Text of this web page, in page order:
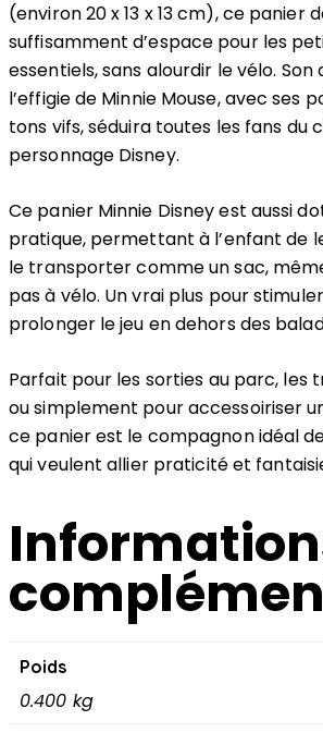
(environ 20 x 13 x 13 cm), ce panier
suffisamment d’espace pour les
essentiels, sans alourdir le vélo. Son
l’effigie de Minnie Mouse, avec ses
tons vifs, séduira toutes les fans du
personnage Disney.
Ce panier Minnie Disney est aussi
pratique, permettant à l’enfant de
le transporter comme un sac,
pas à vélo. Un vrai plus pour
prolonger le jeu en dehors des
Parfait pour les sorties au parc, les
ou simplement pour accessoiriser
ce panier est le compagnon idéal
qui veulent allier praticité et
Poids
0.400 kg